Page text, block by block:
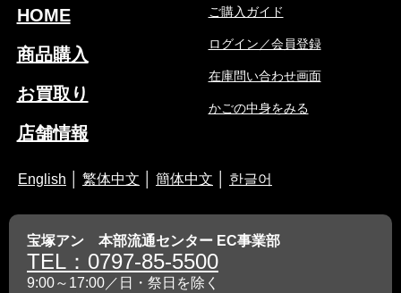
HOME
商品購入
お買取り
店舗情報
ご購入ガイド
ログイン／会員登録
在庫問い合わせ画面
かごの中身をみる
English 繁体中文 簡体中文 한글어
宝塚アン 本部流通センター EC事業部
TEL：0797-85-5500
9:00～17:00／日・祭日を除く